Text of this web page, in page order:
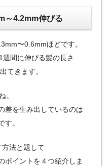
～4.2mm伸びる
〜0.6mmほどです。
間に伸びる髪の長さ
てきます。
。
差を生み出しているのは
す。
法と題して
ポイントを４つ紹介しま